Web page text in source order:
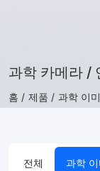
과학 카메라 /
홈 / 제품 / 과학 이
전체 과학 이